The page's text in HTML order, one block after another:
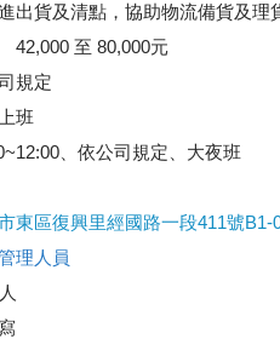
出貨及清點，協助物流備貨及理
42,000 至 80,000元
規定
班
、依公司規定、大夜班
東區復興里經國路一段411號B1-
理人員